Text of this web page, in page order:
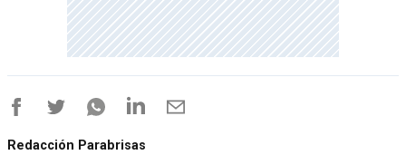
Redacción Parabrisas